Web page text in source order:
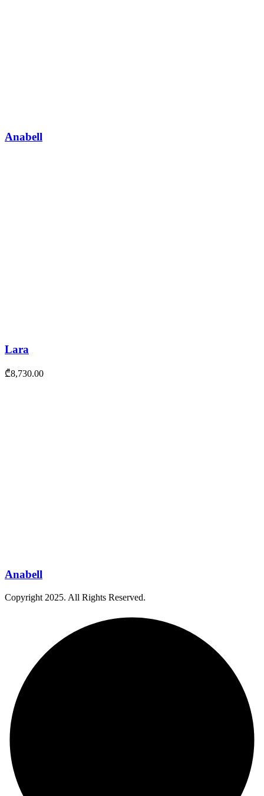
Anabell
Lara
₾8,730.00
Anabell
Copyright 2025. All Rights Reserved.